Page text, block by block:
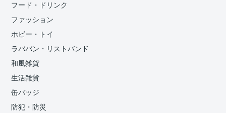
フード・ドリンク
ファッション
ホビー・トイ
ラババン・リストバンド
和風雑貨
生活雑貨
缶バッジ
防犯・防災